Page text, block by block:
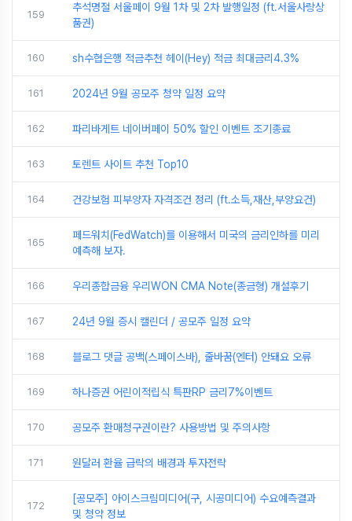
159
추석명절 서울페이 9월 1차 및 2차 발행일정 (ft.서울사랑상
품권)
160 sh수협은행 적금추천 헤이(Hey) 적금 최대금리4.3%
161 2024년 9월 공모주 청약 일정 요약
162 파리바게트 네이버페이 50% 할인 이벤트 조기종료
163 토렌트 사이트 추천 Top10
164 건강보험 피부양자 자격조건 정리 (ft.소득,재산,부양요건)
165
페드워치(FedWatch)를 이용해서 미국의 금리인하를 미리
예측해 보자.
166 우리종합금융 우리WON CMA Note(종금형) 개설후기
167 24년 9월 증시 캘린더 / 공모주 일정 요약
168 블로그 댓글 공백(스페이스바), 줄바꿈(엔터) 안돼요 오류
169 하나증권 어린이적립식 특판RP 금리7%이벤트
170 공모주 환매청구권이란? 사용방법 및 주의사항
171 원달러 환율 급락의 배경과 투자전략
172
[공모주] 아이스크림미디어(구, 시공미디어) 수요예측결과
및 청약 정보